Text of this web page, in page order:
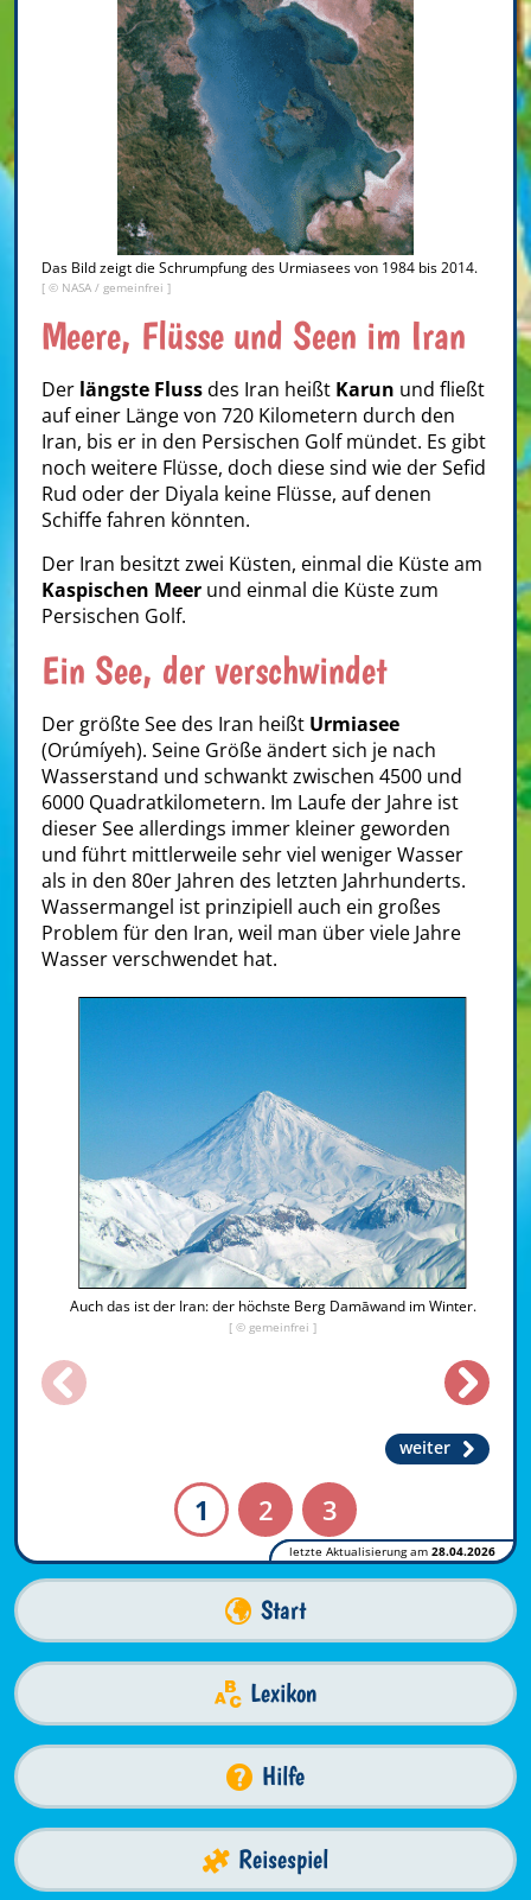
Das Bild zeigt die Schrumpfung des Urmiasees von 1984 bis 2014.
[ © NASA / gemeinfrei ]
Meere, Flüsse und Seen im Iran
Der längste Flussdes Iran heißt Karun und fließt
auf einer Länge von 720 Kilometern durch den
Iran, bis er in den Persischen Golf mündet. Es gibt
noch weitere Flüsse, doch diese sind wie der Sefid
Rud oder der Diyala keine Flüsse, auf denen
Schiffe fahren könnten.
Der Iran besitzt zwei Küsten, einmal die Küste am
Kaspischen Meer und einmal die Küste zum
Persischen Golf.
Ein See, der verschwindet
Der größte See des Iran heißt Urmiasee
(Orúmíyeh). Seine Größe ändert sich je nach
Wasserstand und schwankt zwischen 4500 und
6000 Quadratkilometern. Im Laufe der Jahre ist
dieser See allerdings immer kleiner geworden
und führt mittlerweile sehr viel weniger Wasser
als in den 80er Jahren des letzten Jahrhunderts.
Wassermangel ist prinzipiell auch ein großes
Problem für den Iran, weil man über viele Jahre
Wasser verschwendet hat.
Auch das ist der Iran: der höchste Berg Damāwand im Winter.
[ © gemeinfrei ]
weiter
1 2 3
letzte Aktualisierung am 28.04.2026
Start
Lexikon
Hilfe
Reisespiel